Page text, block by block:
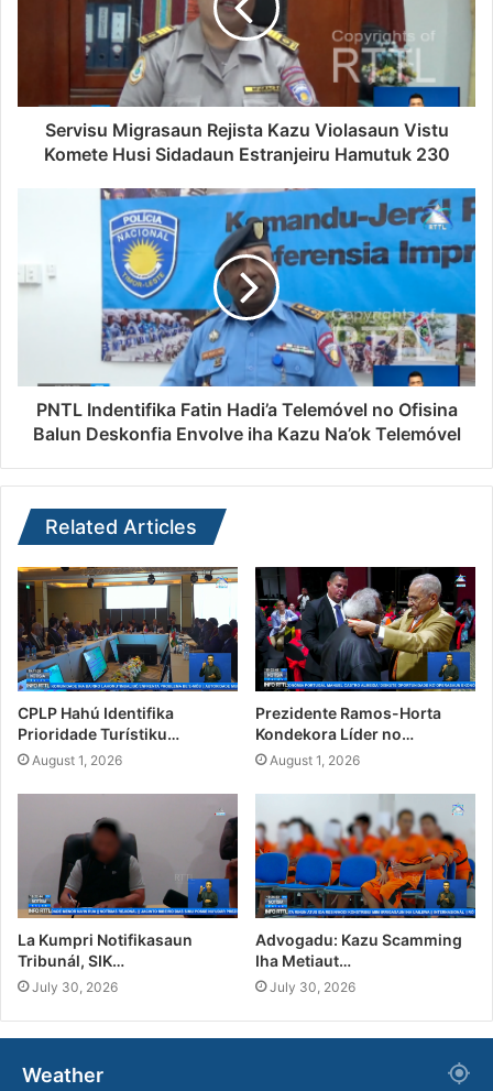
Servisu Migrasaun Rejista Kazu Violasaun Vistu
Komete Husi Sidadaun Estranjeiru Hamutuk 230
PNTL Indentifika Fatin Hadi’a Telemóvel no Ofisina
Balun Deskonfia Envolve iha Kazu Na’ok Telemóvel
Related Articles
CPLP Hahú Identifika
Prioridade Turístiku…
August 1, 2026
Prezidente Ramos-Horta
Kondekora Líder no…
August 1, 2026
La Kumpri Notifikasaun
Tribunál, SIK…
July 30, 2026
Advogadu: Kazu Scamming
Iha Metiaut…
July 30, 2026
Weather